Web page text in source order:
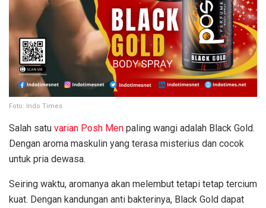
Foto: Indo Times
Salah satu varian Posh Men paling wangi adalah Black Gold.
Dengan aroma maskulin yang terasa misterius dan cocok
untuk pria dewasa.
Seiring waktu, aromanya akan melembut tetapi tetap tercium
kuat. Dengan kandungan anti bakterinya, Black Gold dapat